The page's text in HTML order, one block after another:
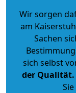
Wir sorgen
am
Sachen
sich selbst
der Qualität.